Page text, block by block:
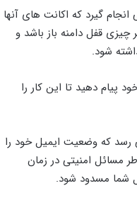
انجام گیرد که اکانت های آنها
چیزی قفل دامنه باز باشد و
پیام دهید تا این کار را
رسد که وضعیت ایمیل خود را
مسائل امنیتی در زمان
شما مسدود شود.